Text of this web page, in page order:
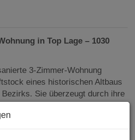
in Top Lage – 1030
3-Zimmer-Wohnung
eines historischen Altbaus
Sie überzeugt durch ihre
eines stilvollen Altbaus.